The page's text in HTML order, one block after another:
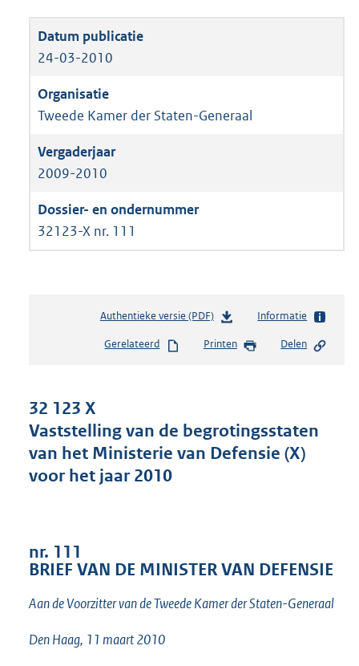
24-03-2010
Tweede Kamer der Staten-Generaal
2009-2010
32123-X nr. 111
Authentieke versie (PDF)b
s
s
g
:
5
Informatie
Gerelateerd Printen Delen
32 123 X
Vaststelling van de begrotingsstaten
van het Ministerie van Defensie (X)
voor het jaar 2010
nr. 111
BRIEF VAN DE MINISTER VAN DEFENSIE
Aan de Voorzitter van de Tweede Kamer der Staten-Generaal
Den Haag, 11 maart 2010